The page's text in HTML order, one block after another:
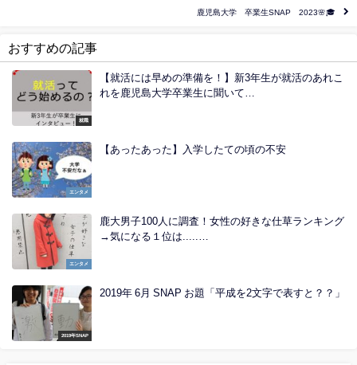
鹿児島大学 卒業生SNAP 2023🌸🎓
おすすめの記事
就職
【就活には早めの準備を！】新3年生が就活のあれこ
れを鹿児島大学卒業生に聞いて…
エンタメ
【あったあった】入学したての頃の不安
エンタメ
鹿大男子100人に調査！女性の好きな仕草ランキング
→気になる１位は.....…
2019年SNAP
2019年 6月 SNAP お題「平成を2文字で表すと？？」